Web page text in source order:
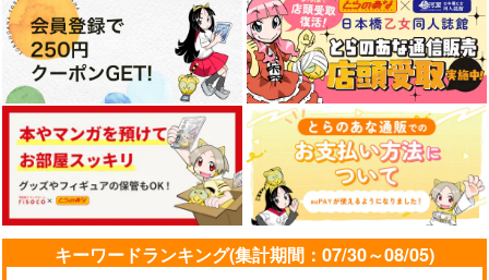
サンプル
作品詳細
サンプル
作品詳細
ヴィクトル×勝生勇利
サンプル
作品詳細
ヴィクトル×勝生勇利
サンプル
カート
ヴィクトル×勝生勇利
サンプル
カート
ユーリ!!! on ICE
ヴィクトル×勝生勇利
サンプル
カート
キーワードランキング(集計期間：07/30～08/05)